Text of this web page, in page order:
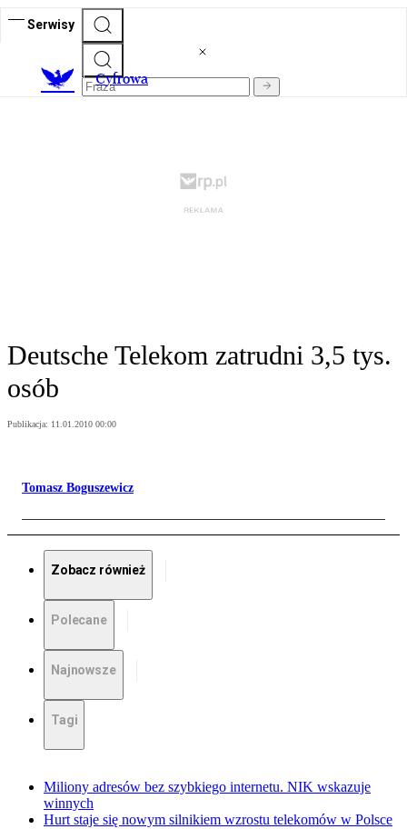
Serwisy
Cyfrowa
Deutsche Telekom zatrudni 3,5 tys.
osób
Publikacja: 11.01.2010 00:00
Tomasz Boguszewicz
Zobacz również
Polecane
Najnowsze
Tagi
Miliony adresów bez szybkiego internetu. NIK wskazuje
winnych
Hurt staje się nowym silnikiem wzrostu telekomów w Polsce